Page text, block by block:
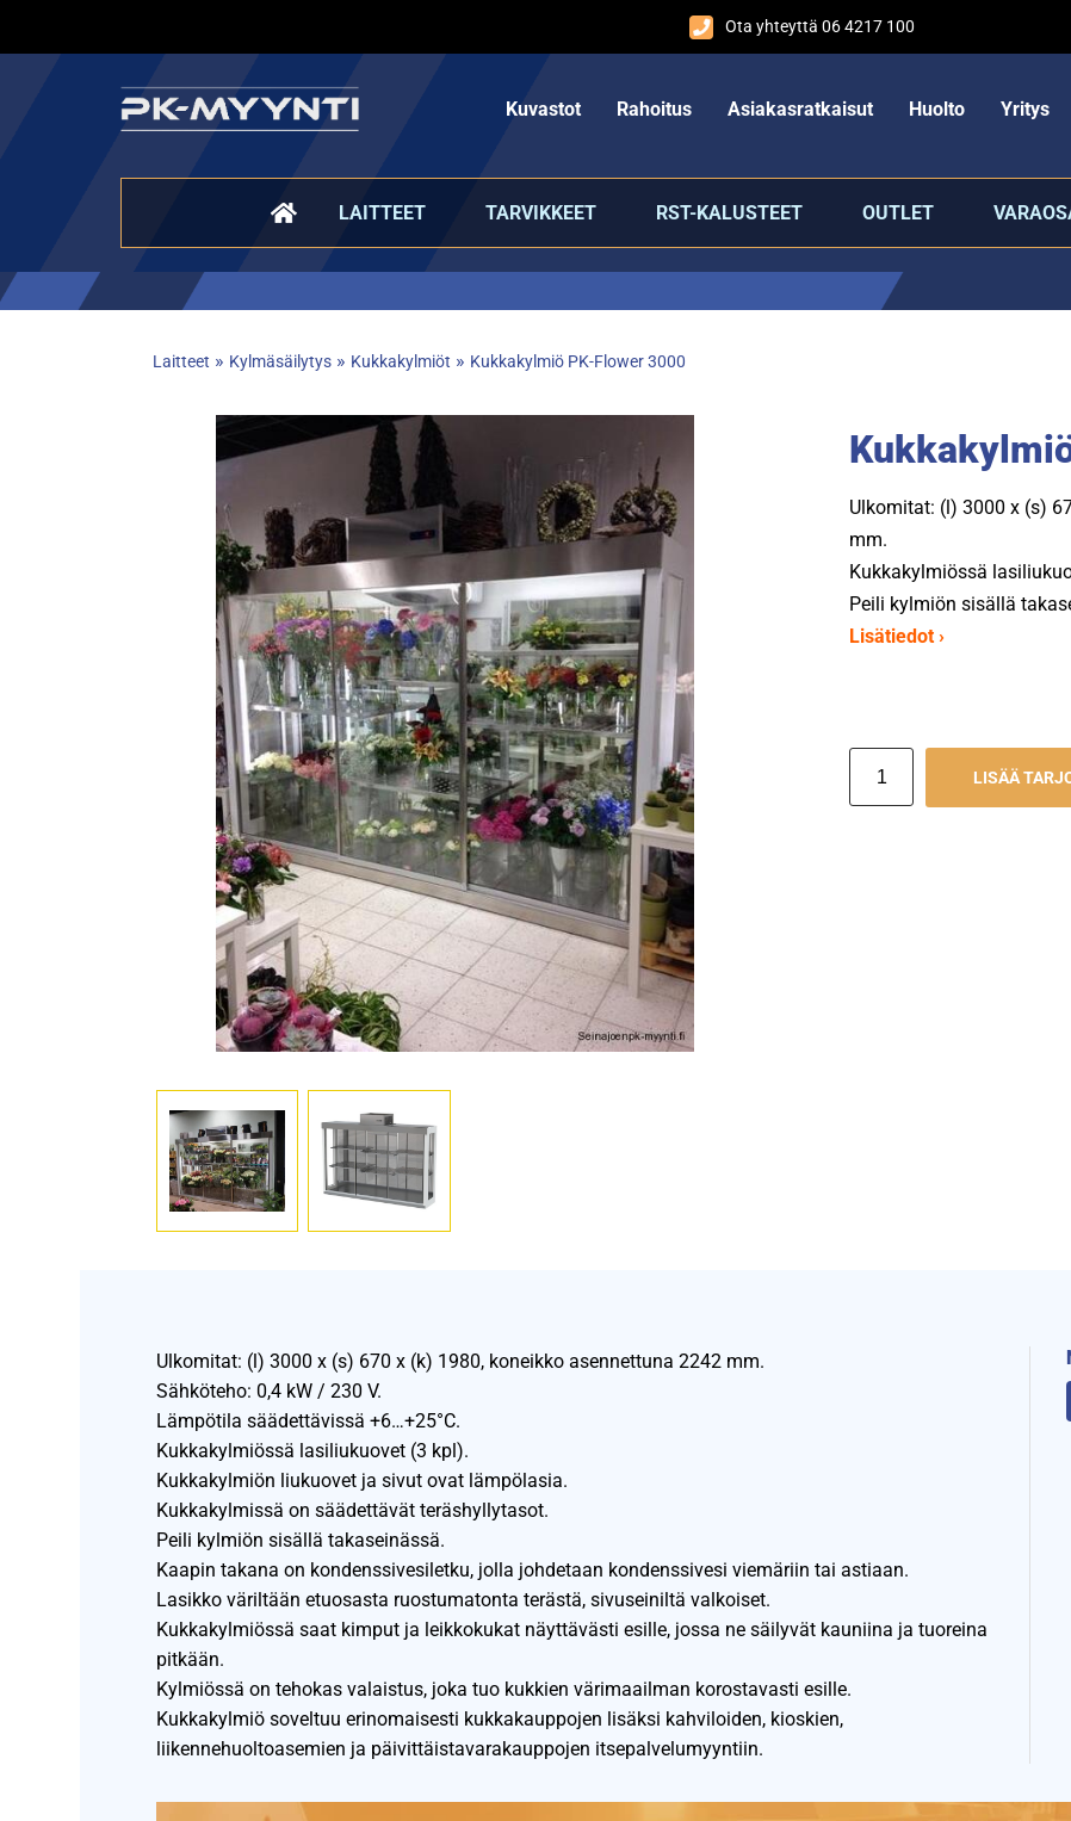
Ota yhteyttä 06 4217 100
Kuvastot Rahoitus Asiakasratkaisut Huolto Yritys
LAITTEET TARVIKKEET RST-KALUSTEET OUTLET
Laitteet » Kylmäsäilytys» Kukkakylmiöt » Kukkakylmiö PK-Flower 3000
Ulkomitat: (l) 3000 x (s)
mm.
Kukkakylmiössä
Peili kylmiön sisällä
Lisätiedot ›
LISÄÄ
Ulkomitat: (l) 3000 x (s) 670 x (k) 1980, koneikko asennettuna 2242 mm.
Sähköteho: 0,4 kW / 230 V.
Lämpötila säädettävissä +6…+25°C.
Kukkakylmiössä lasiliukuovet (3 kpl).
Kukkakylmiön liukuovet ja sivut ovat lämpölasia.
Kukkakylmissä on säädettävät teräshyllytasot.
Peili kylmiön sisällä takaseinässä.
Kaapin takana on kondenssivesiletku, jolla johdetaan kondenssivesi viemäriin tai astiaan.
Lasikko väriltään etuosasta ruostumatonta terästä, sivuseiniltä valkoiset.
Kukkakylmiössä saat kimput ja leikkokukat näyttävästi esille, jossa ne säilyvät kauniina ja tuoreina
pitkään.
Kylmiössä on tehokas valaistus, joka tuo kukkien värimaailman korostavasti esille.
Kukkakylmiö soveltuu erinomaisesti kukkakauppojen lisäksi kahviloiden, kioskien,
liikennehuoltoasemien ja päivittäistavarakauppojen itsepalvelumyyntiin.